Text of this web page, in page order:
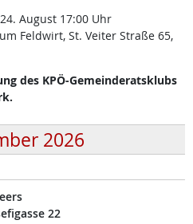
August 17:00 Uhr
Feldwirt, St. Veiter Straße 65,
des KPÖ-Gemeinderatsklubs
2026
22